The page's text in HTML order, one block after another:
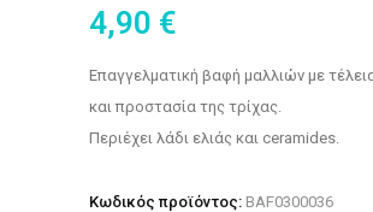
4,90 €
Επαγγελματική βαφή μαλλιών με
και προστασία της τρίχας.
Περιέχει λάδι ελιάς και ceramides.
Κωδικός προϊόντος: BAF0300036